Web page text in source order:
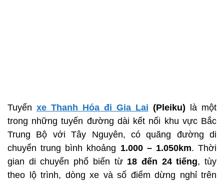
Tuyến xe Thanh Hóa đi Gia Lai (Pleiku) là một
trong những tuyến đường dài kết nối khu vực Bắc
Trung Bộ với Tây Nguyên, có quãng đường di
chuyển trung bình khoảng 1.000 – 1.050km. Thời
gian di chuyển phổ biến từ 18 đến 24 tiếng, tùy
theo lộ trình, dòng xe và số điểm dừng nghỉ trên